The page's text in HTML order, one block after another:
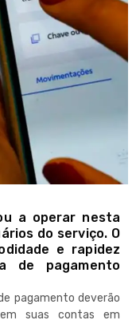
a operar nesta
do serviço. O
e rapidez
de pagamento
pagamento deverão
suas contas em